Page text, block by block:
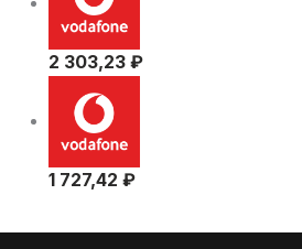
2 303,23 ₽
1 727,42 ₽